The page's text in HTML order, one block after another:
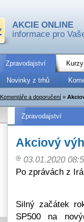
AKCIE ONLINE
informace pro
Zpravodajství
Novinky z trhů
Komentáře a doporučení »
Zpravodajství
Akciový
03.01.2020
Po zprávách z
Silný začátek
SP500 na